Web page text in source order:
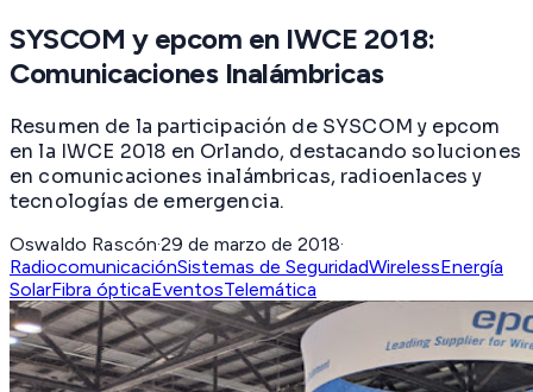
SYSCOM y epcom en IWCE 2018:
Comunicaciones Inalámbricas
Resumen de la participación de SYSCOM y epcom
en la IWCE 2018 en Orlando, destacando soluciones
en comunicaciones inalámbricas, radioenlaces y
tecnologías de emergencia.
Oswaldo Rascón·29 de marzo de 2018·
RadiocomunicaciónSistemas de SeguridadWirelessEnergía
SolarFibra ópticaEventosTelemática